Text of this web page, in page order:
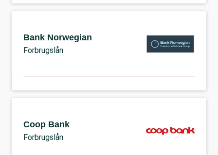
Bank Norwegian
Forbrugslån
Coop Bank
Forbrugslån